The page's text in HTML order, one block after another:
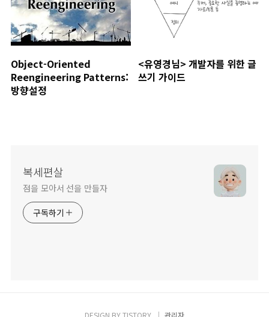
Object-Oriented
Reengineering Patterns:
방향설정
<유영경님> 개발자를 위한 글
쓰기 가이드
복세편살
점을 모아서 선을 만들자
구독하기